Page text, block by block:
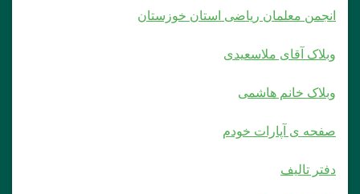
انجمن معلمان ریاضی استان خوزستان
وبلاک آقای ملاسعیدی
وبلاک خانم هاشمی
صفحه ی آپارات خودم
دفتر تالیف